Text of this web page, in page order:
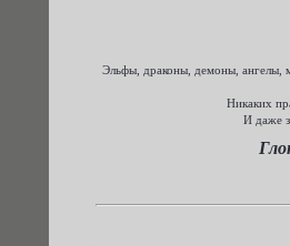
Эльфы, драконы, демоны, ангелы,
Никаких
И даже